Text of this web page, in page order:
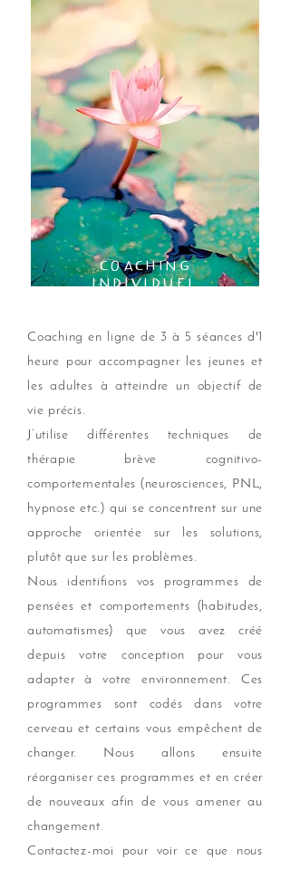
coaching
individuel
Coaching en ligne de 3 à 5 séances d'1
heure pour accompagner les jeunes et
les adultes à atteindre un objectif de
vie précis.
J’utilise différentes techniques de
thérapie brève cognitivo-
comportementales (neurosciences, PNL,
hypnose etc.) qui se concentrent sur une
approche orientée sur les solutions,
plutôt que sur les problèmes.
Nous identifions vos programmes de
pensées et comportements (habitudes,
automatismes) que vous avez créé
depuis votre conception pour vous
adapter à votre environnement. Ces
programmes sont codés dans votre
cerveau et certains vous empêchent de
changer. Nous allons ensuite
réorganiser ces programmes et en créer
de nouveaux afin de vous amener au
changement.
Contactez-moi pour voir ce que nous